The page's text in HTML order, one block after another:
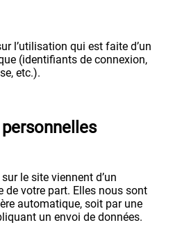
l’utilisation qui est faite d’un
(identifiants de connexion,
etc.).
le site viennent d’un
de votre part. Elles nous sont
automatique, soit par une
un envoi de données.